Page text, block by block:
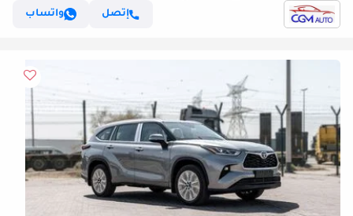
إتصل
واتساب